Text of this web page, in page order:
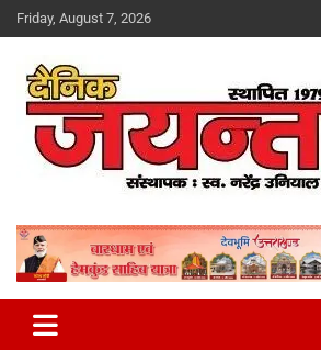
Skip
to
Friday, August 7, 2026
Dainik Jayant